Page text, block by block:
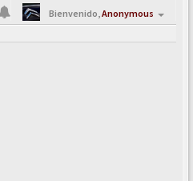
Bienvenido,Anonymous